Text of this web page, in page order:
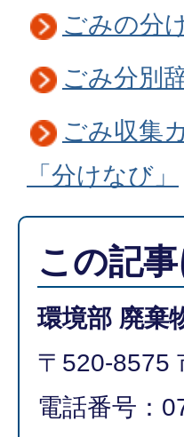
ごみの分
ごみ分別
ごみ収集
「分けなび」
この記
環境部 廃棄
〒520-8575
電話番号：